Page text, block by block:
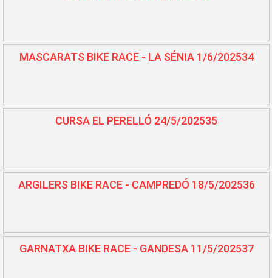
MASCARATS BIKE RACE - LA SÉNIA 1/6/202534
CURSA EL PERELLÓ 24/5/202535
ARGILERS BIKE RACE - CAMPREDÓ 18/5/202536
GARNATXA BIKE RACE - GANDESA 11/5/202537